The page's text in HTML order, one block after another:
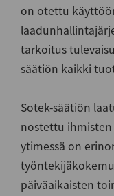
on otettu
tarkoitus
säätiön kaikki
Sotek-säätiön
nostettu
ytimessä on
päiväaikaisten